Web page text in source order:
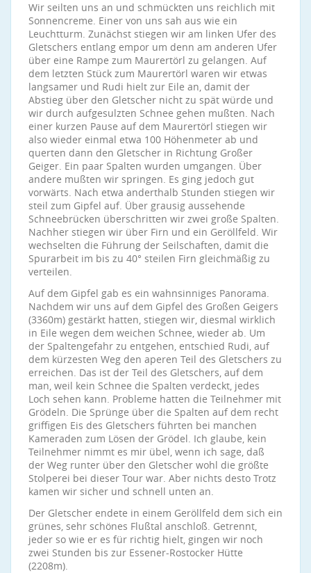
Wir seilten uns an und schmückten uns reichlich mit
Sonnencreme. Einer von uns sah aus wie ein
Leuchtturm. Zunächst stiegen wir am linken Ufer des
Gletschers entlang empor um denn am anderen Ufer
über eine Rampe zum Maurertörl zu gelangen. Auf
dem letzten Stück zum Maurertörl waren wir etwas
langsamer und Rudi hielt zur Eile an, damit der
Abstieg über den Gletscher nicht zu spät würde und
wir durch aufgesulzten Schnee gehen mußten. Nach
einer kurzen Pause auf dem Maurertörl stiegen wir
also wieder einmal etwa 100 Höhenmeter ab und
querten dann den Gletscher in Richtung Großer
Geiger. Ein paar Spalten wurden umgangen. Über
andere mußten wir springen. Es ging jedoch gut
vorwärts. Nach etwa anderthalb Stunden stiegen wir
steil zum Gipfel auf. Über grausig aussehende
Schneebrücken überschritten wir zwei große Spalten.
Nachher stiegen wir über Firn und ein Geröllfeld. Wir
wechselten die Führung der Seilschaften, damit die
Spurarbeit im bis zu 40° steilen Firn gleichmäßig zu
verteilen.
Auf dem Gipfel gab es ein wahnsinniges Panorama.
Nachdem wir uns auf dem Gipfel des Großen Geigers
(3360m) gestärkt hatten, stiegen wir, diesmal wirklich
in Eile wegen dem weichen Schnee, wieder ab. Um
der Spaltengefahr zu entgehen, entschied Rudi, auf
dem kürzesten Weg den aperen Teil des Gletschers zu
erreichen. Das ist der Teil des Gletschers, auf dem
man, weil kein Schnee die Spalten verdeckt, jedes
Loch sehen kann. Probleme hatten die Teilnehmer mit
Grödeln. Die Sprünge über die Spalten auf dem recht
griffigen Eis des Gletschers führten bei manchen
Kameraden zum Lösen der Grödel. Ich glaube, kein
Teilnehmer nimmt es mir übel, wenn ich sage, daß
der Weg runter über den Gletscher wohl die größte
Stolperei bei dieser Tour war. Aber nichts desto Trotz
kamen wir sicher und schnell unten an.
Der Gletscher endete in einem Geröllfeld dem sich ein
grünes, sehr schönes Flußtal anschloß. Getrennt,
jeder so wie er es für richtig hielt, gingen wir noch
zwei Stunden bis zur Essener-Rostocker Hütte
(2208m).